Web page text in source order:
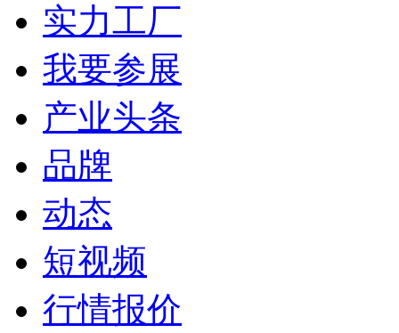
实力工厂
我要参展
产业头条
品牌
动态
短视频
行情报价